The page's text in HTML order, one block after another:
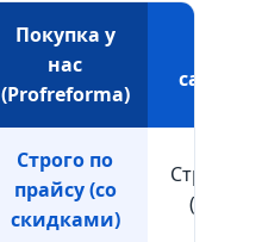
Покупка у
нас
(Profreforma)
сайте
Строго по
прайсу (со
скидками)
Строго
(со